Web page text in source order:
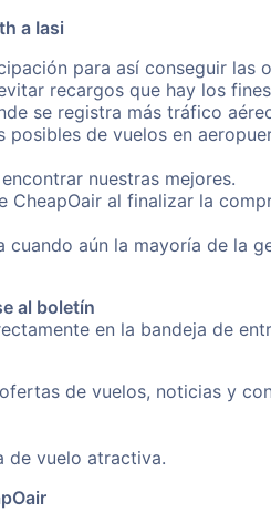
a Iasi
para así conseguir
recargos que hay los
se registra más tráfico
posibles de vuelos en
nuestras mejores.
al finalizar la
cuando aún la mayoría de la
al boletín
en la bandeja de
de vuelos, noticias y
de vuelo atractiva.